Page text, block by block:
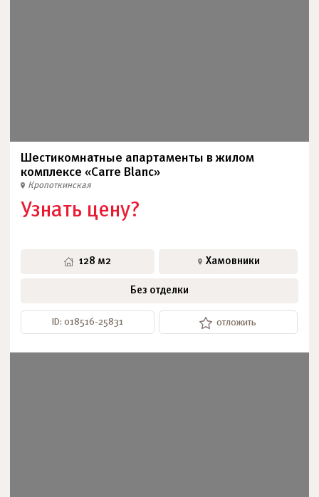
Шестикомнатные апартаменты в жилом
комплексе «Carre Blanc»
Кропоткинская
Узнать цену?
128 м2 Хамовники
Без отделки
ID: 018516-25831 отложить